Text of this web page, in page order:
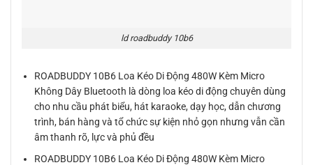
ld roadbuddy 10b6
ROADBUDDY 10B6 Loa Kéo Di Động 480W Kèm Micro
Không Dây Bluetooth là dòng loa kéo di động chuyên dùng
cho nhu cầu phát biểu, hát karaoke, dạy học, dẫn chương
trình, bán hàng và tổ chức sự kiện nhỏ gọn nhưng vẫn cần
âm thanh rõ, lực và phủ đều
ROADBUDDY 10B6 Loa Kéo Di Động 480W Kèm Micro